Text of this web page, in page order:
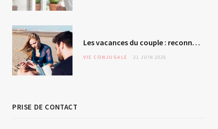
Les vacances du couple : reconnexion ou évitement silencieux ?
VIE CONJUGALE 21 JUIN 2026
PRISE DE CONTACT